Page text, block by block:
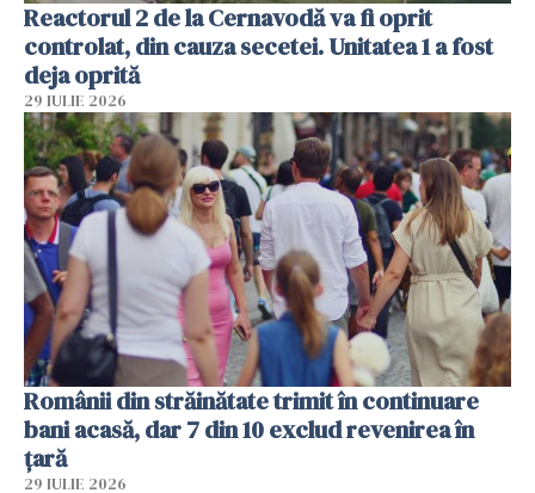
Reactorul 2 de la Cernavodă va fi oprit
controlat, din cauza secetei. Unitatea 1 a fost
deja oprită
29 IULIE 2026
Românii din străinătate trimit în continuare
bani acasă, dar 7 din 10 exclud revenirea în
țară
29 IULIE 2026